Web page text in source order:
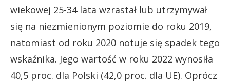
wiekowej 25-34 lata wzrastał lub utrzymywał
się na niezmienionym poziomie do roku 2019,
natomiast od roku 2020 notuje się spadek tego
wskaźnika. Jego wartość w roku 2022 wynosiła
40,5 proc. dla Polski (42,0 proc. dla UE). Oprócz